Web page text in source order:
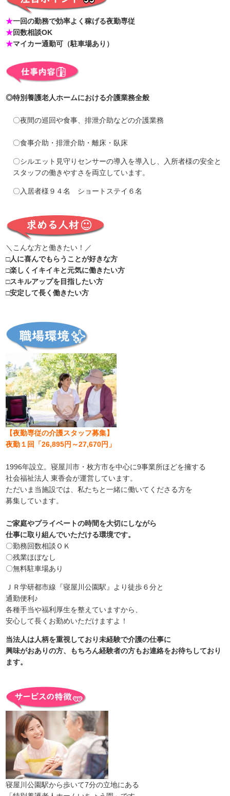
★一回の勤務で効率よく稼げる夜勤専従
★回数相談OK
★マイカー通勤可（駐車場あり）
◎特別養護老人ホームにおける介護業務全般
〇夜間の巡回や食事、排泄介助などの介護業務
〇食事介助・排泄介助・離床・臥床
〇シルエット見守りセンサーの導入を導入し、入所者様の安全と
スタッフの働きやすさを両立しています。
〇入居者様９４名 ショートステイ６名
＼こんな方と働きたい！／
□人に喜んでもらうことが好きな方
□楽しくイキイキと元気に働きたい方
□スキルアップを目指したい方
□安定して長く働きたい方
【夜勤専従の介護スタッフ募集】
夜勤１回「26,895円～27,670円」
1996年設立。寝屋川市・枚方市を中心に9事業所ほどを擁する
社会福祉法人 東香会が運営しています。
ただいま当施設では、私たちと一緒に働いてくださる方を
募集しています。
ご家庭やプライベートの時間を大切にしながら
仕事に取り組んでいただける環境です。
〇勤務回数相談ＯＫ
〇残業ほぼなし
〇無料駐車場あり
ＪＲ学研都市線『寝屋川公園駅』より徒歩６分と
通勤便利♪
各種手当や福利厚生を整えていますから、
安心して長くお勤めいただけますよ！
当法人は人柄を重視しており未経験で介護の仕事に
興味がおありの方、もちろん経験者の方もお連絡をお待ちしており
ます。
寝屋川公園駅から歩いて7分の立地にある